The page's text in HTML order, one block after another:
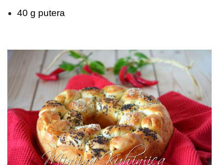
40 g putera